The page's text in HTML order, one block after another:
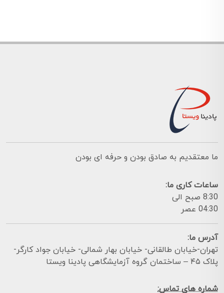
ما معتقدیم به صادق بودن و حرفه ای بودن
ساعات کاری ما:
8:30 صبح الی
04:30 عصر
آدرس ما:
تهران-خیابان طالقانی- خیابان بهار شمالی- خیابان جواد کارگر-
پلاک ۴۵ – ساختمان گروه آزمایشگاهی پادینا ویستا
شماره های تماس: